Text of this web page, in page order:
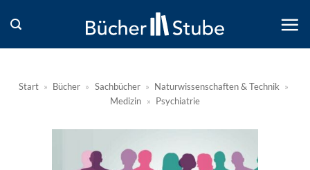
Inhalt
springen
Start » Bücher » Sachbücher » Naturwissenschaften & Technik »
Medizin » Psychiatrie